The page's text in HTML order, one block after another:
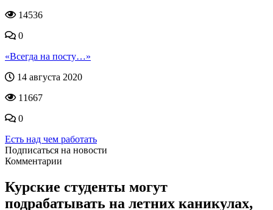
14536
0
«Всегда на посту…»
14 августа 2020
11667
0
Есть над чем работать
Подписаться на новости
Комментарии
Курские студенты могут
подрабатывать на летних каникулах,